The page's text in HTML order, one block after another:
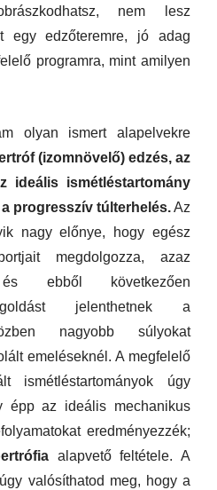
nem lesz
egy edzőteremre, jó adag
programra, mint amilyen
olyan ismert alapelvekre
(izomnövelő) edzés, az
ideális ismétléstartomány
progresszív túlterhelés.Az
nagy előnye, hogy egész
megdolgozza, azaz
ebből következően
jelenthetnek a
nagyobb súlyokat
emeléseknél. A megfelelő
ismétléstartományok úgy
épp az ideális mechanikus
eredményezzék;
alapvető feltétele. A
valósíthatod meg, hogy a